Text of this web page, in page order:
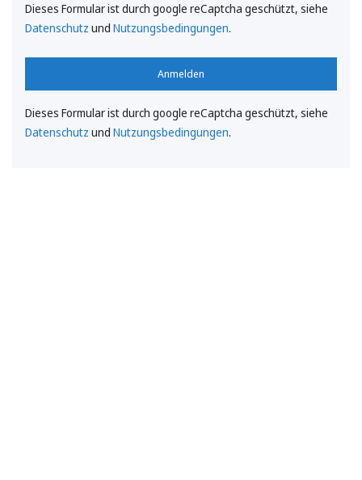
Dieses Formular ist durch google reCaptcha geschützt, siehe
Datenschutz und Nutzungsbedingungen.
Anmelden
Dieses Formular ist durch google reCaptcha geschützt, siehe
Datenschutz und Nutzungsbedingungen.